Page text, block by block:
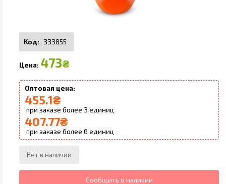
333855
473₴
455.1₴
3
407.77₴
6